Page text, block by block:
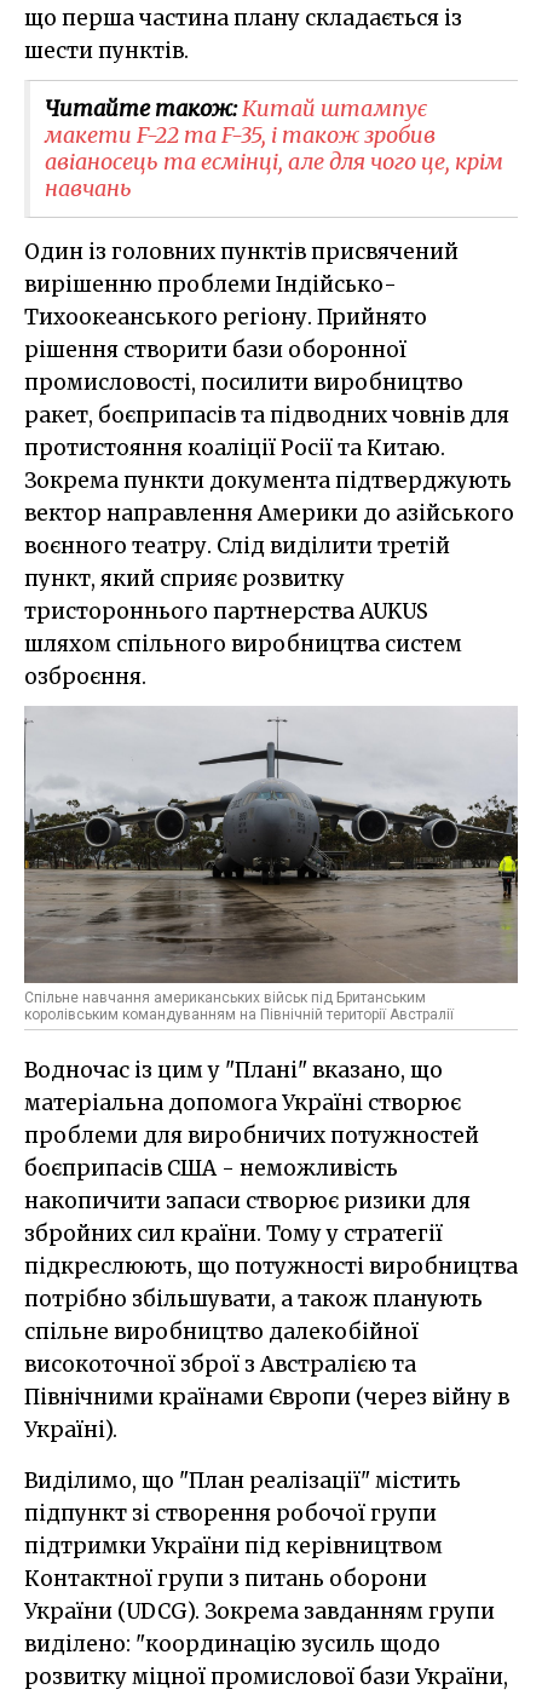
що перша частина плану складається із
шести пунктів.
Читайте також:Китай штампує
макети F-22 та F-35, і також зробив
авіаносець та есмінці, але для чого це, крім
навчань
Один із головних пунктів присвячений
вирішенню проблеми Індійсько-
Тихоокеанського регіону. Прийнято
рішення створити бази оборонної
промисловості, посилити виробництво
ракет, боєприпасів та підводних човнів для
протистояння коаліції Росії та Китаю.
Зокрема пункти документа підтверджують
вектор направлення Америки до азійського
воєнного театру. Слід виділити третій
пункт, який сприяє розвитку
тристороннього партнерства AUKUS
шляхом спільного виробництва систем
озброєння.
Спільне навчання американських військ під Британським
королівським командуванням на Північній території Австралії
Водночас із цим у "Плані" вказано, що
матеріальна допомога Україні створює
проблеми для виробничих потужностей
боєприпасів США - неможливість
накопичити запаси створює ризики для
збройних сил країни. Тому у стратегії
підкреслюють, що потужності виробництва
потрібно збільшувати, а також планують
спільне виробництво далекобійної
високоточної зброї з Австралією та
Північними країнами Європи (через війну в
Україні).
Виділимо, що "План реалізації" містить
підпункт зі створення робочої групи
підтримки України під керівництвом
Контактної групи з питань оборони
України (UDCG). Зокрема завданням групи
виділено: "координацію зусиль щодо
розвитку міцної промислової бази України,